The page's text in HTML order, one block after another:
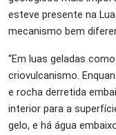
esteve presente na
mecanismo bem
“Em luas geladas
criovulcanismo.
e rocha derretida
interior para a
gelo, e há água